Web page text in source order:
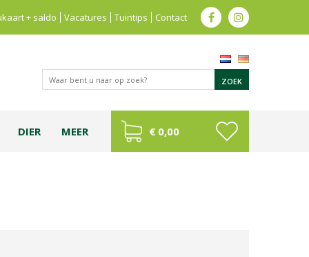
+ saldo Vacatures Tuintips Contact
DIER MEER € 0,00